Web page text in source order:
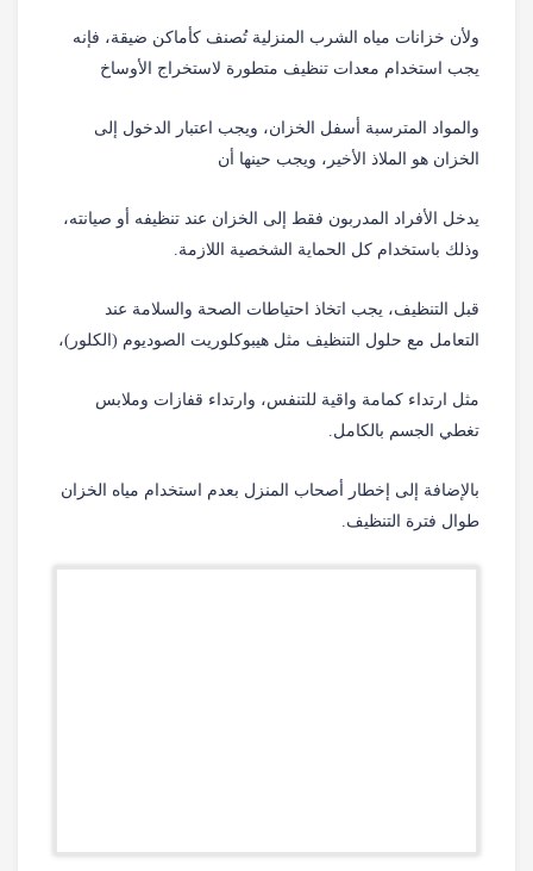
ولأن خزانات مياه الشرب المنزلية تُصنف كأماكن ضيقة، فإنه
يجب استخدام معدات تنظيف متطورة لاستخراج الأوساخ
والمواد المترسبة أسفل الخزان، ويجب اعتبار الدخول إلى
الخزان هو الملاذ الأخير، ويجب حينها أن
يدخل الأفراد المدربون فقط إلى الخزان عند تنظيفه أو صيانته،
وذلك باستخدام كل الحماية الشخصية اللازمة.
قبل التنظيف، يجب اتخاذ احتياطات الصحة والسلامة عند
التعامل مع حلول التنظيف مثل هيبوكلوريت الصوديوم (الكلور)،
مثل ارتداء كمامة واقية للتنفس، وارتداء قفازات وملابس
تغطي الجسم بالكامل.
بالإضافة إلى إخطار أصحاب المنزل بعدم استخدام مياه الخزان
طوال فترة التنظيف.